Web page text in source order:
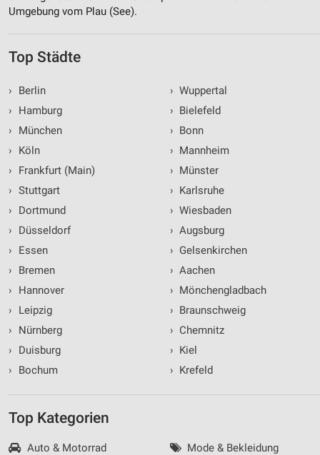
Umgebung vom Plau (See).
Top Städte
›
Berlin
›
Hamburg
›
München
›
Köln
›
Frankfurt (Main)
› Stuttgart
›
Dortmund
›
Düsseldorf
›
Essen
›
Bremen
›
Hannover
›
Leipzig
›
Nürnberg
›
Duisburg
›
Bochum
› Wuppertal
› Bielefeld
› Bonn
› Mannheim
› Münster
› Karlsruhe
› Wiesbaden
› Augsburg
› Gelsenkirchen
› Aachen
› Mönchengladbach
› Braunschweig
› Chemnitz
› Kiel
› Krefeld
Top Kategorien
Auto & Motorrad
Mode & Bekleidung
Geräte anhand von aktiv angeforderten
Nicht-IAB-Verarbeitungszwecke:
Funktional